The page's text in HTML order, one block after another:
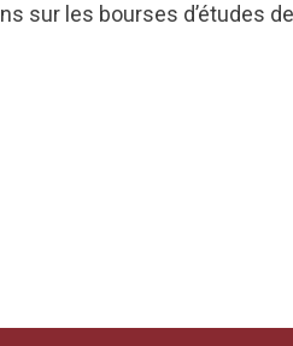
sur les bourses d’études